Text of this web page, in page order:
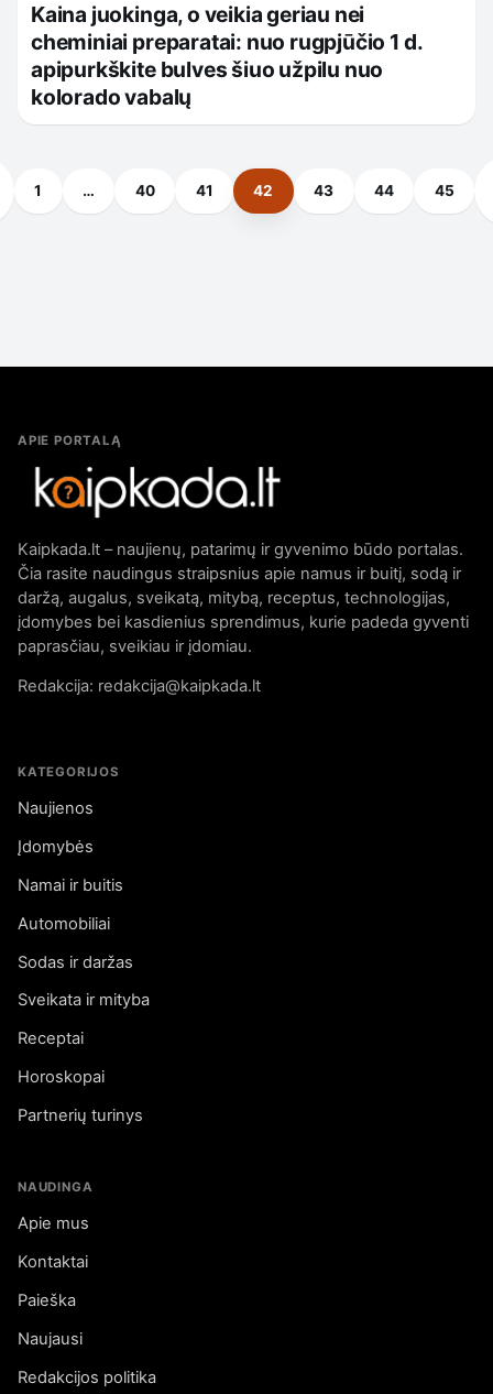
Kaina juokinga, o veikia geriau nei
cheminiai preparatai: nuo rugpjūčio 1 d.
apipurkškite bulves šiuo užpilu nuo
kolorado vabalų
1 … 40 41 42 43 44 45
APIE PORTALĄ
Kaipkada.lt – naujienų, patarimų ir gyvenimo būdo portalas.
Čia rasite naudingus straipsnius apie namus ir buitį, sodą ir
daržą, augalus, sveikatą, mitybą, receptus, technologijas,
įdomybes bei kasdienius sprendimus, kurie padeda gyventi
paprasčiau, sveikiau ir įdomiau.
Redakcija: redakcija@kaipkada.lt
KATEGORIJOS
Naujienos
Įdomybės
Namai ir buitis
Automobiliai
Sodas ir daržas
Sveikata ir mityba
Receptai
Horoskopai
Partnerių turinys
NAUDINGA
Apie mus
Kontaktai
Paieška
Naujausi
Redakcijos politika